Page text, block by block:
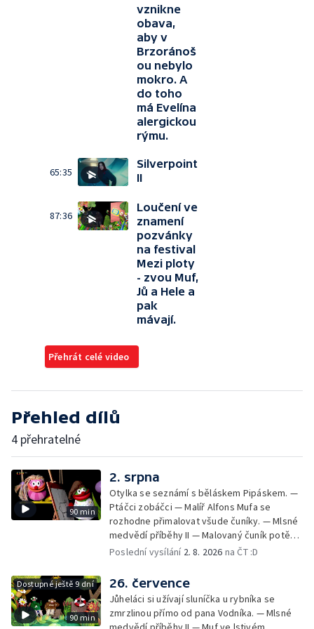
vznikne
obava,
aby v
Brzoránoš
ou nebylo
mokro. A
do toho
má Evelína
alergickou
rýmu.
65:35
Silverpoint
II
87:36
Loučení ve
znamení
pozvánky
na festival
Mezi ploty
- zvou Muf,
Jů a Hele a
pak
mávají.
Přehrát celé video
Přehled dílů
4 přehratelné
90 min
2. srpna
Otylka se seznámí s běláskem Pipáskem. —
Ptáčci zobáčci — Malíř Alfons Mufa se
rozhodne přimalovat všude čuníky. — Mlsné
medvědí příběhy II — Malovaný čuník potěší
Drsňačku. — Dobrodružství Arachnomušáka
kapela — Teta Pipeta se pustila do velkého
prádla a nezná slitování s Jůheláky ani
Polapilem. — Bob a Bobek na cestách — Muf
chystá Vodníkovi bublinkovou koupel. —
Poslední vysílání 2. 8. 2026 na ČT :D
Dostupné ještě 9 dní
90 min
26. července
Jůheláci si užívají sluníčka u rybníka se
zmrzlinou přímo od pana Vodníka. — Mlsné